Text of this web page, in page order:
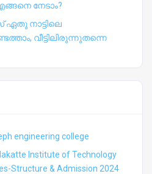
നേടാം?
നാട്ടിലെ
വീട്ടിലിരുന്നുതന്നെ
engineering college
Institute of Technology
Structure & Admission 2024